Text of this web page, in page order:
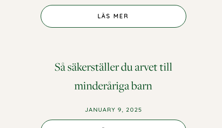
LÄS MER
Så säkerställer du arvet till
minderåriga barn
JANUARY 9, 2025